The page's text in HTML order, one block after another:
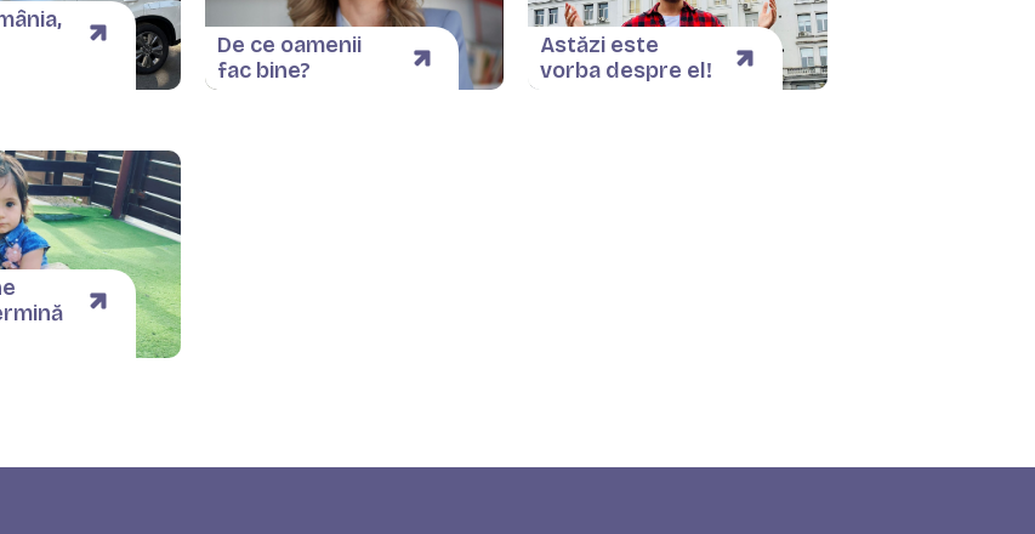
De ce oamenii
fac bine?
Astăzi este
vorba despre el!